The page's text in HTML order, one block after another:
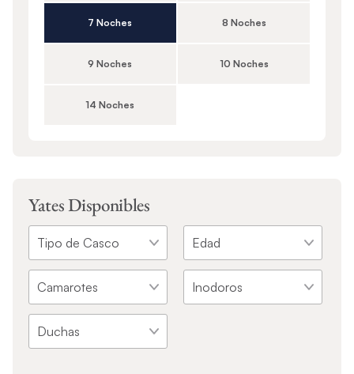
7 Noches 8 Noches
9 Noches 10 Noches
14 Noches
Yates Disponibles